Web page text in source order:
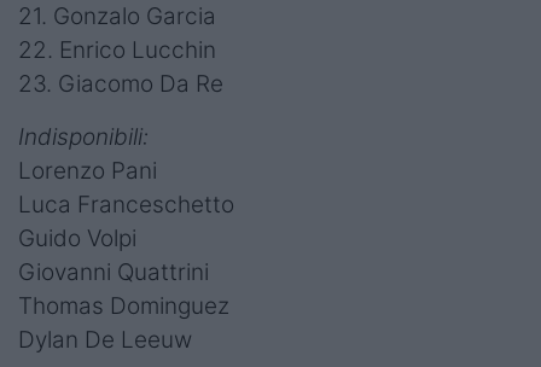
21. Gonzalo Garcia
22. Enrico Lucchin
23. Giacomo Da Re
Indisponibili:
Lorenzo Pani
Luca Franceschetto
Guido Volpi
Giovanni Quattrini
Thomas Dominguez
Dylan De Leeuw